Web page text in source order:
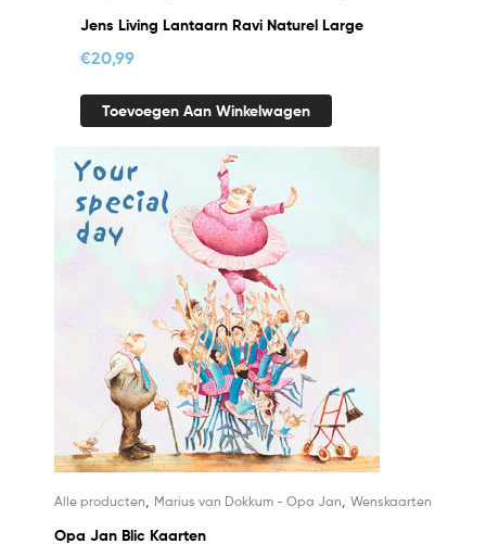
Jens Living Lantaarn Ravi Naturel Large
€20,99
Toevoegen Aan Winkelwagen
Alle producten Marius van Dokkum - Opa Jan Wenskaarten
Opa Jan Blic Kaarten